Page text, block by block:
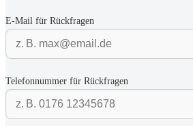
E-Mail für Rückfragen
Telefonnummer für Rückfragen